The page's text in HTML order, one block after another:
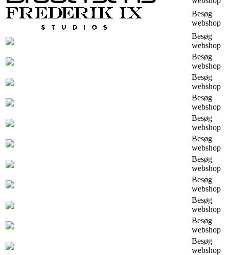
Besøg
webshop
Besøg
webshop
Besøg
webshop
Besøg
webshop
Besøg
webshop
Besøg
webshop
Besøg
webshop
Besøg
webshop
Besøg
webshop
Besøg
webshop
Besøg
webshop
Besøg
webshop